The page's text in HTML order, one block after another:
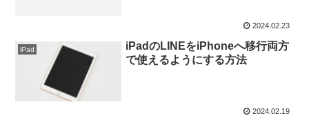
2024.02.23
iPad
iPadのLINEをiPhoneへ移行両方
で使えるようにする方法
2024.02.19